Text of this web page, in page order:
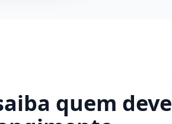
quem deve